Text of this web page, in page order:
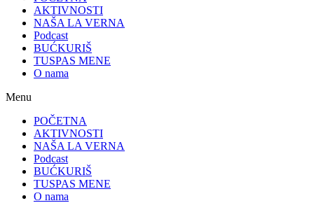
AKTIVNOSTI
NAŠA LA VERNA
Podcast
BUĆKURIŠ
TUSPAS MENE
O nama
Menu
POČETNA
AKTIVNOSTI
NAŠA LA VERNA
Podcast
BUĆKURIŠ
TUSPAS MENE
O nama